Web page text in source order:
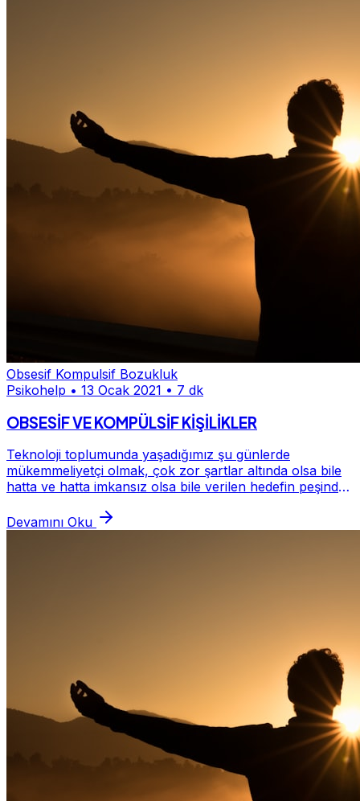
Obsesif Kompulsif Bozukluk
Psikohelp • 13 Ocak 2021 • 7 dk
OBSESİF VE KOMPÜLSİF KİŞİLİKLER
Teknoloji toplumunda yaşadığımız şu günlerde
mükemmeliyetçi olmak, çok zor şartlar altında olsa bile
hatta ve hatta imkansız olsa bile verilen hedefin peşinde
Devamını Oku